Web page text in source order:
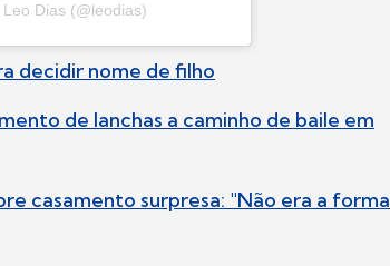
Dias (@leodias)
decidir nome de filho
de lanchas a caminho de baile em
casamento surpresa: "Não era a forma